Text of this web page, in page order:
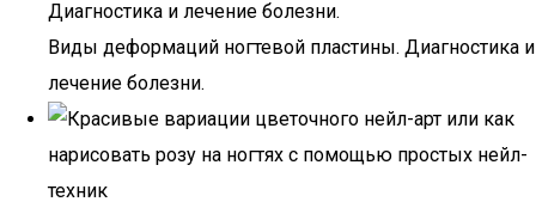
Виды деформаций ногтевой пластины. Диагностика и
лечение болезни.